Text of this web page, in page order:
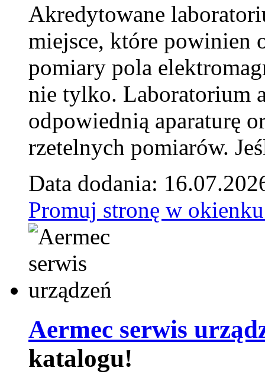
Akredytowane
miejsce, które powinien
pomiary pola
nie tylko. Laboratorium
odpowiednią aparaturę
rzetelnych pomiarów.
Data dodania:
Promuj stronę w
Aermec serwis
katalogu!